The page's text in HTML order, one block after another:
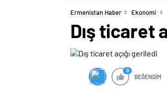
Ermenistan Haber Ekonomi
Dış ticaret
0
BEĞENDİM